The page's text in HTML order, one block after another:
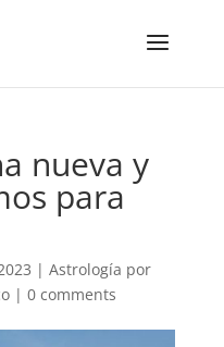
nueva y
para
| Astrología por
| 0 comments